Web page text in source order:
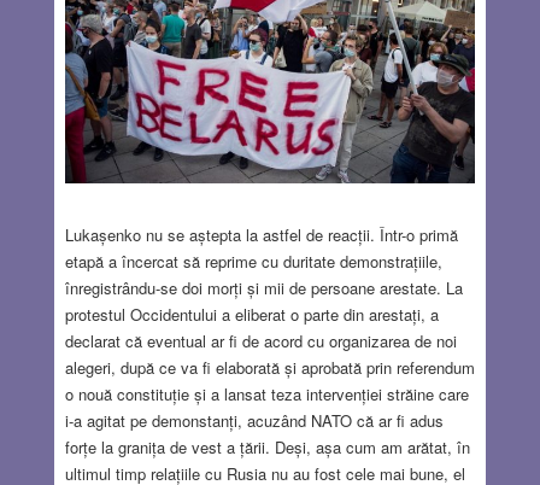
Lukașenko nu se aștepta la astfel de reacții. Într-o primă
etapă a încercat să reprime cu duritate demonstrațiile,
înregistrându-se doi morți și mii de persoane arestate. La
protestul Occidentului a eliberat o parte din arestați, a
declarat că eventual ar fi de acord cu organizarea de noi
alegeri, după ce va fi elaborată și aprobată prin referendum
o nouă constituție și a lansat teza intervenției străine care
i-a agitat pe demonstanți, acuzând NATO că ar fi adus
forțe la granița de vest a țării. Deși, așa cum am arătat, în
ultimul timp relațiile cu Rusia nu au fost cele mai bune, el